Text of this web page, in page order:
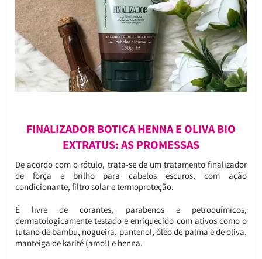
FINALIZADOR BOTICA HENNA E OLIVA BIO
EXTRATUS: AS PROMESSAS
De acordo com o rótulo, trata-se de um tratamento finalizador
de força e brilho para cabelos escuros, com ação
condicionante, filtro solar e termoproteção.
É livre de corantes, parabenos e petroquímicos,
dermatologicamente testado e enriquecido com ativos como o
tutano de bambu, nogueira, pantenol, óleo de palma e de oliva,
manteiga de karité (amo!) e henna.